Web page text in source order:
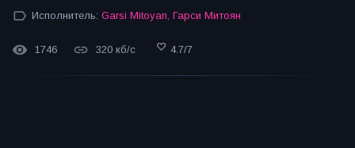
Исполнитель: Garsi Mitoyan Гарси Митоян
1746 320 кб/с 4.7/7